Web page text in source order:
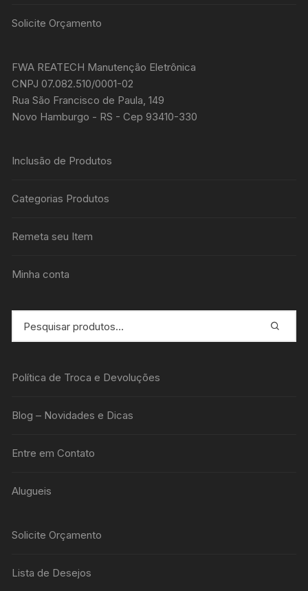
Solicite Orçamento
FWA REATECH Manutenção Eletrônica
CNPJ 07.082.510/0001-02
Rua São Francisco de Paula, 149
Novo Hamburgo - RS - Cep 93410-330
Inclusão de Produtos
Categorias Produtos
Remeta seu Item
Minha conta
Política de Troca e Devoluções
Blog – Novidades e Dicas
Entre em Contato
Alugueis
Solicite Orçamento
Lista de Desejos